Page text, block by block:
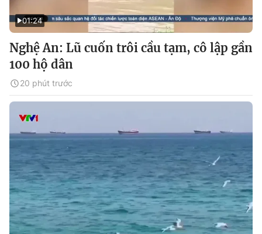
01:24
Nghệ An: Lũ cuốn trôi cầu tạm, cô lập gần
100 hộ dân
20 phút trước